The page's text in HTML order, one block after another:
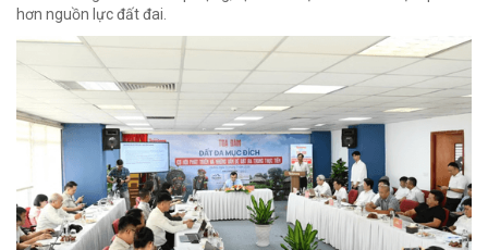
hơn nguồn lực đất đai.